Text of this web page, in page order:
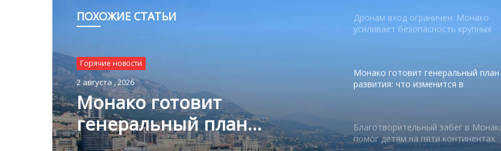
ПОХОЖИЕ СТАТЬИ
Горячие новости
2 августа , 2026
Монако готовит
генеральный план
Горячие новости
1 августа , 2026
мероприятий
Княжестве